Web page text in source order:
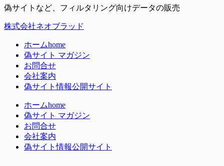
偽サイトなど、フィルタリング向けデータの販売
株式会社ネオブラッド
ホームhome
偽サイト マガジン
お問合せ
会社案内
偽サイト情報公開サイト
ホームhome
偽サイト マガジン
お問合せ
会社案内
偽サイト情報公開サイト